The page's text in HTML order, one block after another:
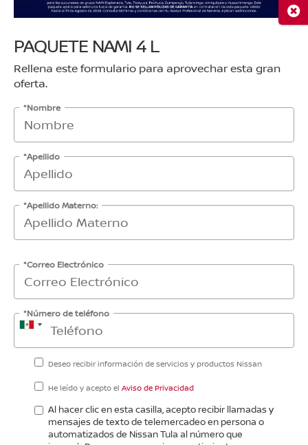
PAQUETE NAMI 4 L
Rellena este formulario para aprovechar esta gran
oferta.
*Nombre
*Apellido
*Apellido Materno:
*Correo Electrónico
*Número de teléfono
Deseo recibir información de servicios y productos Nissan
He leído y acepto el Aviso de Privacidad
Al hacer clic en esta casilla, acepto recibir llamadas y
mensajes de texto de telemercadeo en persona o
automatizados de Nissan Tula al número que